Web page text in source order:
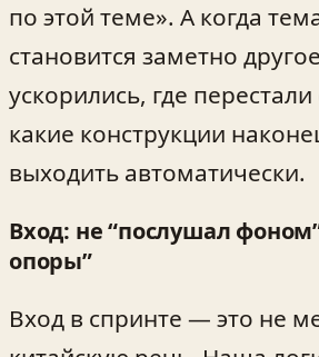
по этой теме». А когда
становится заметно
ускорились, где
какие конструкции
выходить автоматически.
Вход: не “послушал
опоры”
Вход в спринте — это не